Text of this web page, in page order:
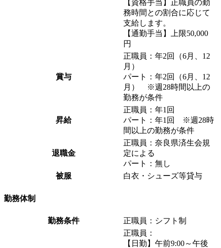
【資格手当】正職員の勤
務時間との割合に応じて
支給します。
【通勤手当】上限50,000
円
賞与
正職員：年2回（6月、12
月）
パート：年2回（6月、12
月） ※週28時間以上の
勤務が条件
昇給
正職員：年1回
パート：年1回 ※週28時
間以上の勤務が条件
退職金
正職員：奈良県済生会規
定による
パート：無し
被服
白衣・シューズ等貸与
勤務体制
勤務条件 正職員：シフト制
正職員：
【日勤】午前9:00～午後